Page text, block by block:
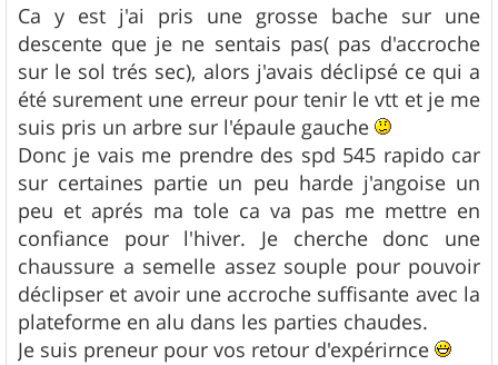
s
s
a
g
e
Ca y est j'ai pris une grosse bache sur une
descente que je ne sentais pas( pas d'accroche
sur le sol trés sec), alors j'avais déclipsé ce qui a
été surement une erreur pour tenir le vtt et je me
suis pris un arbre sur l'épaule gauche
Donc je vais me prendre des spd 545 rapido car
sur certaines partie un peu harde j'angoise un
peu et aprés ma tole ca va pas me mettre en
confiance pour l'hiver. Je cherche donc une
chaussure a semelle assez souple pour pouvoir
déclipser et avoir une accroche suffisante avec la
plateforme en alu dans les parties chaudes.
Je suis preneur pour vos retour d'expérirnce